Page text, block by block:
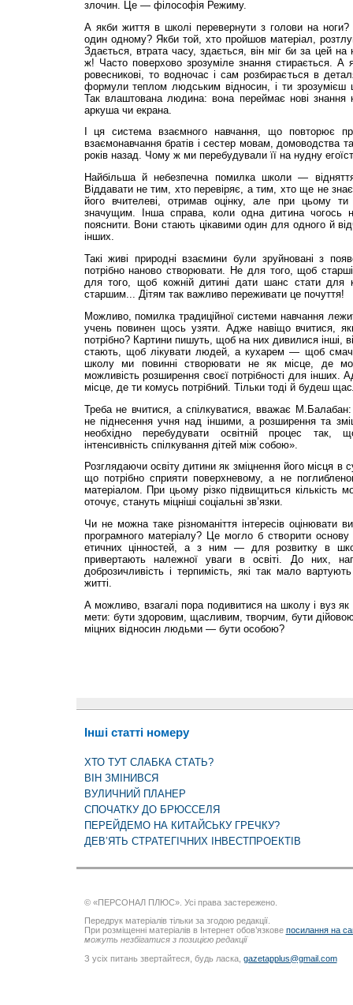
злочин. Це — філософія Режиму.
А якби життя в школі перевернути з голови на
один одному? Якби той, хто пройшов матеріал,
Здається, втрата часу, здається, він міг би за цей на
ж! Часто поверхово зрозуміле знання стирається. А
ровесникові, то водночас і сам розбирається в
формули теплом людським відносин, і ти зрозумієш
Так влаштована людина: вона переймає нові
аркуша чи екрана.
І ця система взаємного навчання, що повторює
взаємонавчання братів і сестер мовам, домоводства
років назад. Чому ж ми перебудували її на нудну
Найбільша й небезпечна помилка школи —
Віддавати не тим, хто перевіряє, а тим, хто ще не
його вчителеві, отримав оцінку, але при цьому
значущим. Інша справа, коли одна дитина чогось
пояснити. Вони стають цікавими один для одного й
інших.
Такі живі природні взаємини були зруйновані з
потрібно наново створювати. Не для того, щоб
для того, щоб кожній дитині дати шанс стати для
старшим... Дітям так важливо переживати це почуття!
Можливо, помилка традиційної системи навчання
учень повинен щось узяти. Адже навіщо вчитися,
потрібно? Картини пишуть, щоб на них дивилися інші,
стають, щоб лікувати людей, а кухарем — щоб
школу ми повинні створювати не як місце, де
можливість розширення своєї потрібності для інших.
місце, де ти комусь потрібний. Тільки тоді й будеш
Треба не вчитися, а спілкуватися, вважає
не піднесення учня над іншими, а розширення та
необхідно перебудувати освітній процес так,
інтенсивність спілкування дітей між собою».
Розглядаючи освіту дитини як зміцнення його місця в
що потрібно сприяти поверхневому, а не
матеріалом. При цьому різко підвищиться кількість
оточує, стануть міцніші соціальні зв’язки.
Чи не можна таке різноманіття інтересів оцінювати
програмного матеріалу? Це могло б створити
етичних цінностей, а з ним — для розвитку в
привертають належної уваги в освіті. До них,
доброзичливість і терпимість, які так мало
житті.
А можливо, взагалі пора подивитися на школу і вуз як
мети: бути здоровим, щасливим, творчим, бути
міцних відносин людьми — бути особою?
Інші статті номеру
ХТО ТУТ СЛАБКА СТАТЬ?
ВІН ЗМІНИВСЯ
ВУЛИЧНИЙ ПЛАНЕР
СПОЧАТКУ ДО БРЮССЕЛЯ
ПЕРЕЙДЕМО НА КИТАЙСЬКУ ГРЕЧКУ?
ДЕВ’ЯТЬ СТРАТЕГІЧНИХ ІНВЕСТПРОЕКТІВ
© «ПЕРСОНАЛ ПЛЮС». Усі права застережено.
Передрук матеріалів тільки за згодою редакції.
При розміщенні матеріалів в Інтернет обов’язкове посилання на
можуть незбігатися з позицією редакції
З усіх питань звертайтеся, будь ласка, gazetapplus@gmail.com